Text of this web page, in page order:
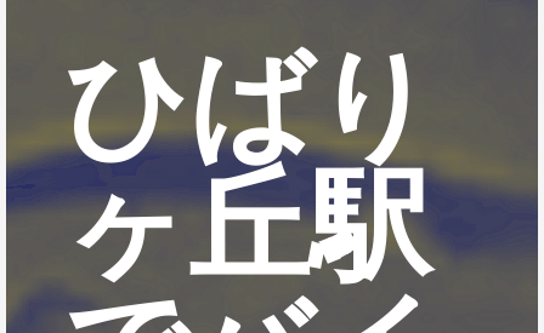
ひばり
ヶ丘駅